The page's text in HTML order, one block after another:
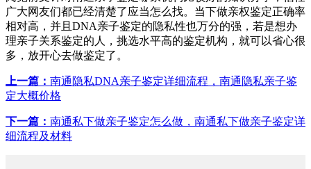
广大网友们都已经清楚了应当怎么找。当下做亲权鉴定正确率
相对高，并且DNA亲子鉴定的隐私性也万分的强，若是想办
理亲子关系鉴定的人，挑选水平高的鉴定机构，就可以省心很
多，放开心去做鉴定了。
上一篇： 南通隐私DNA亲子鉴定详细流程，南通隐私亲子鉴
定大概价格
下一篇： 南通私下做亲子鉴定怎么做，南通私下做亲子鉴定详
细流程及材料